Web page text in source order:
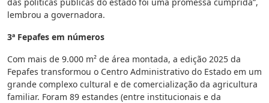
lembrou a governadora.
3ª Fepafes em números
Com mais de 9.000 m² de área montada, a edição 2025 da
Fepafes transformou o Centro Administrativo do Estado em um
grande complexo cultural e de comercialização da agricultura
familiar. Foram 89 estandes (entre institucionais e da